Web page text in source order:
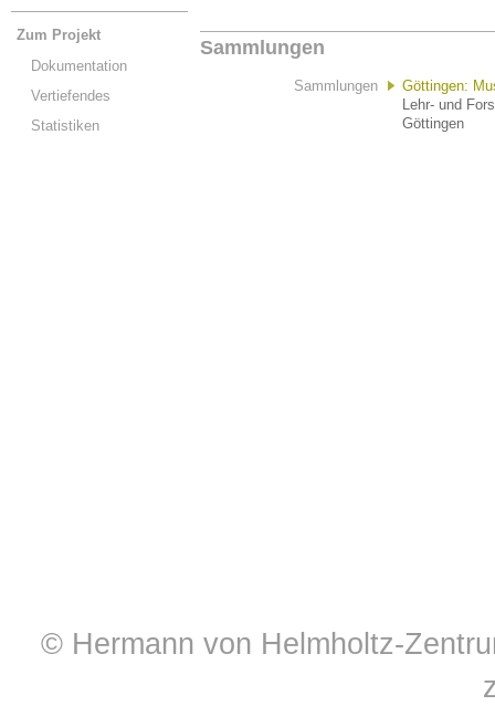
Zum Projekt
Dokumentation
Vertiefendes
Statistiken
Sammlungen
Sammlungen
Göttingen:
Lehr- und
Göttingen
© Hermann von Helmholtz-